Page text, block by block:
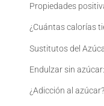
Propiedades
¿Cuántas calorías
Sustitutos del
Endulzar sin
¿Adicción al azúcar?